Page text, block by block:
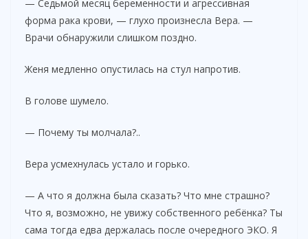
— Седьмой месяц беременности и агрессивная
форма рака крови, — глухо произнесла Вера. —
Врачи обнаружили слишком поздно.
Женя медленно опустилась на стул напротив.
В голове шумело.
— Почему ты молчала?..
Вера усмехнулась устало и горько.
— А что я должна была сказать? Что мне страшно?
Что я, возможно, не увижу собственного ребёнка? Ты
сама тогда едва держалась после очередного ЭКО. Я